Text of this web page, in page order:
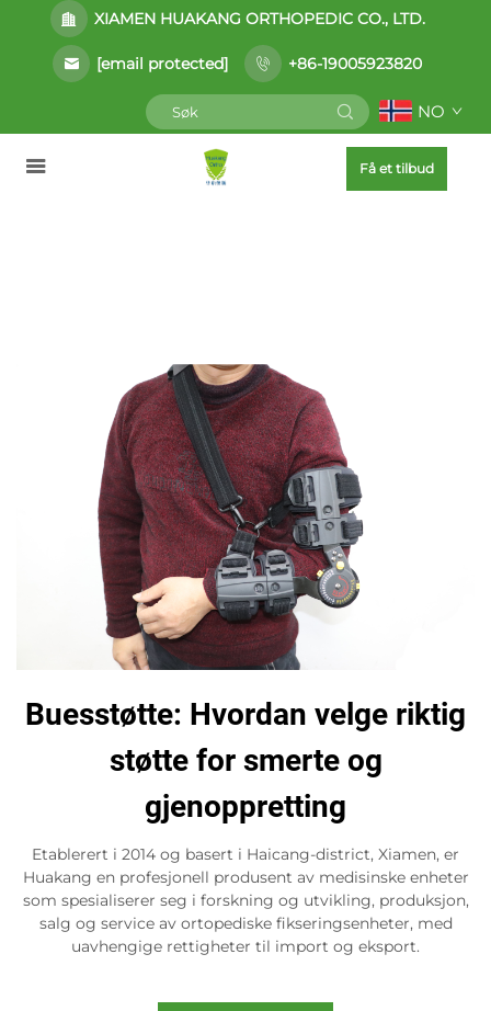
XIAMEN HUAKANG ORTHOPEDIC CO., LTD.
[email protected] +86-19005923820
NO
Få et tilbud
Buesstøtte: Hvordan velge riktig
støtte for smerte og
gjenoppretting
Etablerert i 2014 og basert i Haicang-district, Xiamen, er
Huakang en profesjonell produsent av medisinske enheter
som spesialiserer seg i forskning og utvikling, produksjon,
salg og service av ortopediske fikseringsenheter, med
uavhengige rettigheter til import og eksport.